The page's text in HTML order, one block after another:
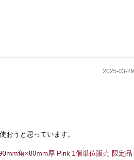
2025-03-29
おうと思っています。
角×80mm厚 Pink 1個単位販売 限定品